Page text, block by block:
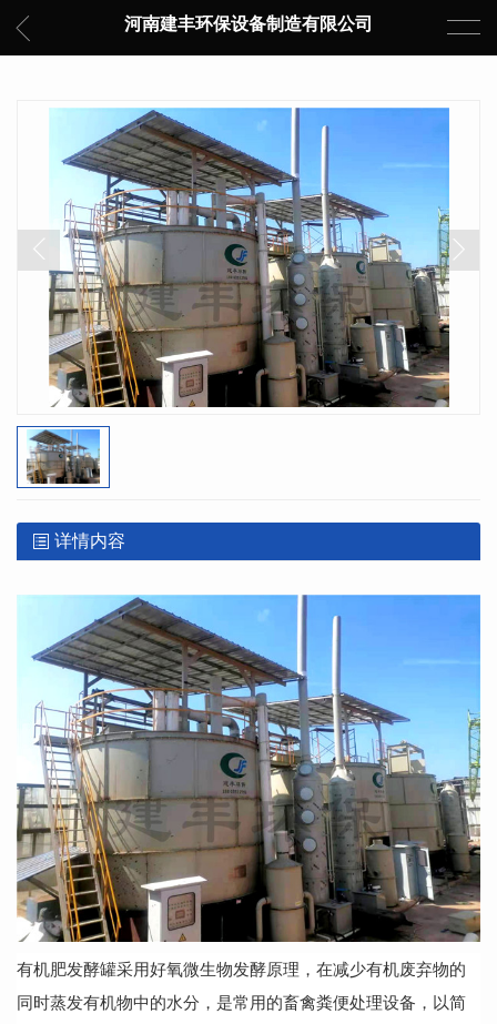
河南建丰环保设备制造有限公司
详情内容
有机肥发酵罐采用好氧微生物发酵原理，在减少有机废弃物的
同时蒸发有机物中的水分，是常用的畜禽粪便处理设备，以简